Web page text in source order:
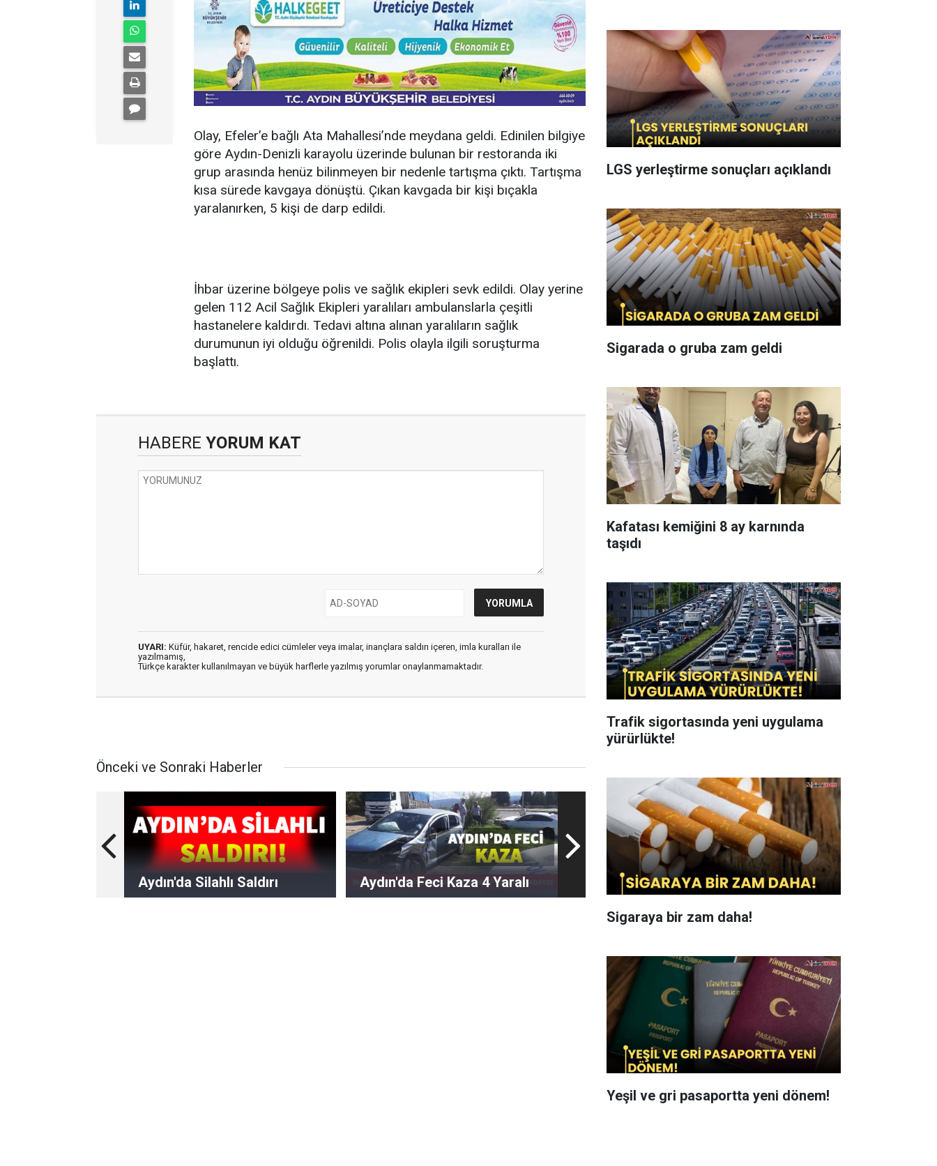
Olay, Efeler’e bağlı Ata Mahallesi’nde meydana geldi. Edinilen bilgiye
göre Aydın-Denizli karayolu üzerinde bulunan bir restoranda iki
grup arasında henüz bilinmeyen bir nedenle tartışma çıktı. Tartışma
kısa sürede kavgaya dönüştü. Çıkan kavgada bir kişi bıçakla
yaralanırken, 5 kişi de darp edildi.
İhbar üzerine bölgeye polis ve sağlık ekipleri sevk edildi. Olay yerine
gelen 112 Acil Sağlık Ekipleri yaralıları ambulanslarla çeşitli
hastanelere kaldırdı. Tedavi altına alınan yaralıların sağlık
durumunun iyi olduğu öğrenildi. Polis olayla ilgili soruşturma
başlattı.
HABERE YORUM KAT
UYARI: Küfür, hakaret, rencide edici cümleler veya imalar, inançlara saldırı içeren, imla kuralları ile
yazılmamış,
Türkçe karakter kullanılmayan ve büyük harflerle yazılmış yorumlar onaylanmamaktadır.
Önceki ve Sonraki Haberler
Aydın'da Silahlı Saldırı Aydın'da Feci Kaza 4 Yaralı
LGS yerleştirme sonuçları açıklandı
Sigarada o gruba zam geldi
Kafatası kemiğini 8 ay karnında
taşıdı
Trafik sigortasında yeni uygulama
yürürlükte!
Sigaraya bir zam daha!
Yeşil ve gri pasaportta yeni dönem!